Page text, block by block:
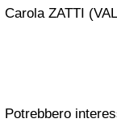
Carola ZATTI
Potrebbero